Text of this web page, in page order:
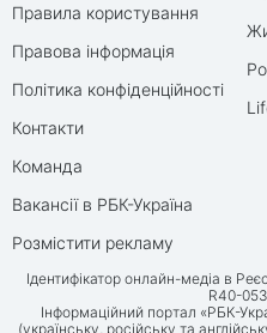
Правила користування
Правова інформація
Політика конфіденційності
Контакти
Команда
Вакансії в РБК-Україна
Розмістити рекламу
Ідентифікатор онлайн-медіа в
R40-
Інформаційний портал «РБК-
(українську, російську та